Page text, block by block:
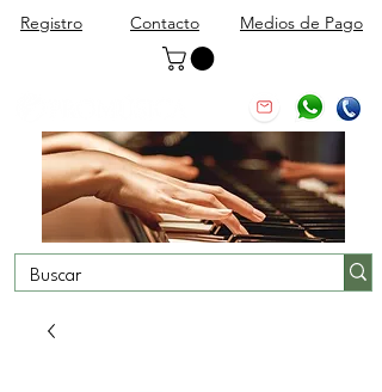
Registro Contacto Medios de Pago